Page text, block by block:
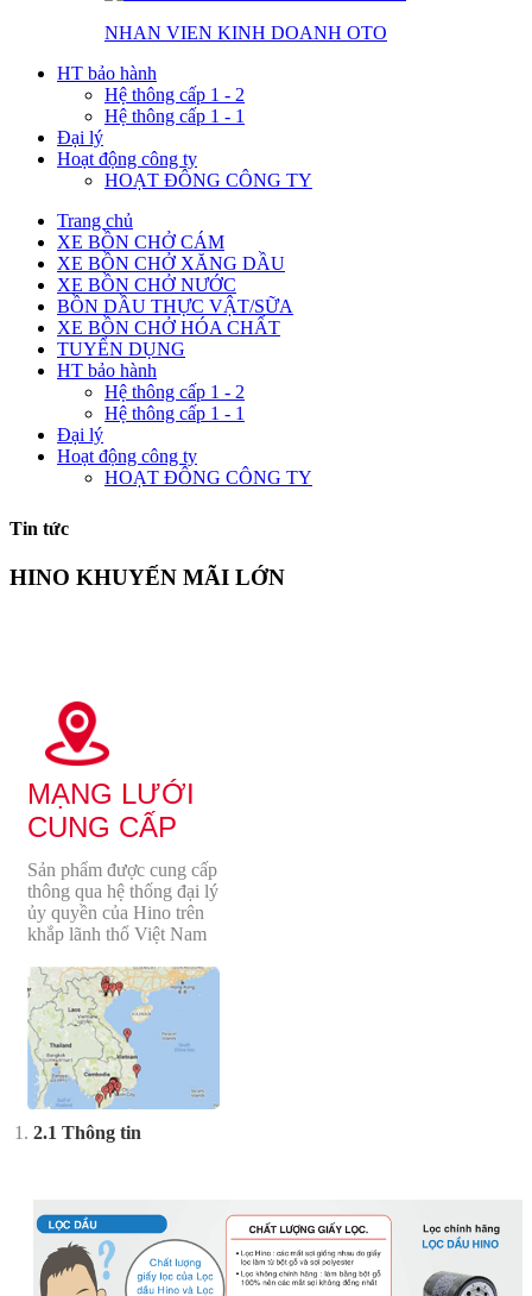
NHAN VIEN KINH DOANH OTO
HT bảo hành
Hệ thông cấp 1 - 2
Hệ thông cấp 1 - 1
Đại lý
Hoạt động công ty
HOẠT ĐÔNG CÔNG TY
Trang chủ
XE BỒN CHỞ CÁM
XE BỒN CHỞ XĂNG DẦU
XE BỒN CHỞ NƯỚC
BỒN DẦU THỰC VẬT/SỮA
XE BỒN CHỞ HÓA CHẤT
TUYỂN DỤNG
HT bảo hành
Hệ thông cấp 1 - 2
Hệ thông cấp 1 - 1
Đại lý
Hoạt động công ty
HOẠT ĐÔNG CÔNG TY
Tin tức
HINO KHUYẾN MÃI LỚN
MẠNG LƯỚI
CUNG CẤP
Sản phẩm được cung cấp
thông qua hệ thống đại lý
ủy quyền của Hino trên
khắp lãnh thổ Việt Nam
2.1 Thông tin